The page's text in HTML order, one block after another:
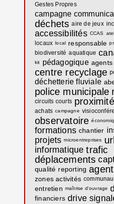
Gestes Propres
campagne
déchets aire de jeux
accessibilités CCAS
locaux local responsable
biodiversité aquatique
kit pédagogique agents
centre recyclage
déchetterie fluviale
police municipale
circuits courts proximité
achats campagne
observatoire
formations chantier
projets microentreprises
informatique trafic
déplacements
qualité reporting agent
zones activités
entretien maîtrise d'ouvrage
financiers drive